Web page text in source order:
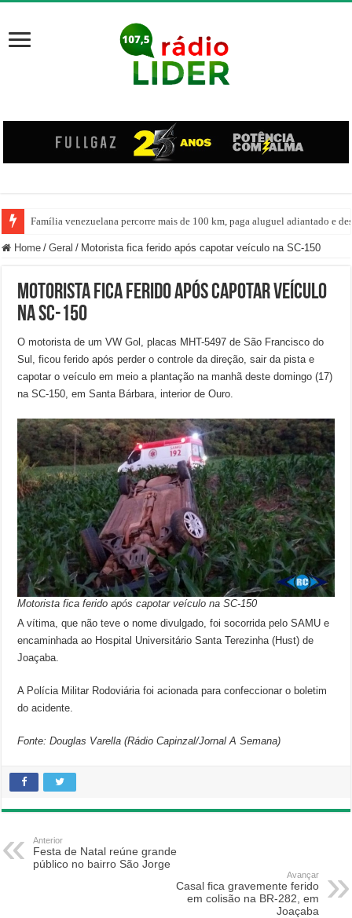
Família venezuelana percorre mais de 100 km, paga aluguel adiantado e
Centro de ciclone fica sobre o oceano e não atinge diretamente SC,
Home / Geral / Motorista fica ferido após capotar veículo na SC-150
Motorista fica ferido após capotar veículo
na SC-150
O motorista de um VW Gol, placas MHT-5497 de São Francisco do
Sul, ficou ferido após perder o controle da direção, sair da pista e
capotar o veículo em meio a plantação na manhã deste domingo (17)
na SC-150, em Santa Bárbara, interior de Ouro.
Motorista fica ferido após capotar veículo na SC-150
A vítima, que não teve o nome divulgado, foi socorrida pelo SAMU e
encaminhada ao Hospital Universitário Santa Terezinha (Hust) de
Joaçaba.
A Polícia Militar Rodoviária foi acionada para confeccionar o boletim
do acidente.
Fonte: Douglas Varella (Rádio Capinzal/Jornal A Semana)
Anterior
Festa de Natal reúne grande
público no bairro São Jorge
Avançar
Casal fica gravemente ferido
em colisão na BR-282, em
Joaçaba